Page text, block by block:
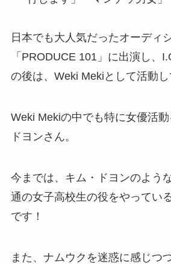
日本でも大人気だったオーディ
「PRODUCE 101」に出演し、
の後は、Weki Mekiとして活動し
Weki Mekiの中でも特に女優活動
ドヨンさん。
今までは、キム・ドヨンのよう
通の女子高校生の役をやってい
です！
また、ナムウクを迷惑に感じつ